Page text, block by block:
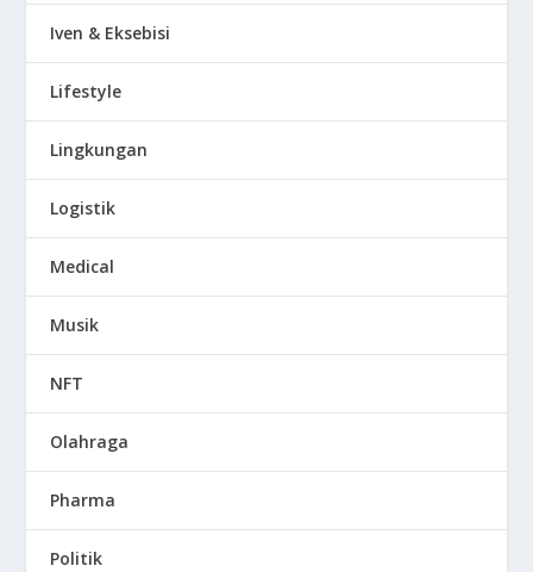
Iven & Eksebisi
Lifestyle
Lingkungan
Logistik
Medical
Musik
NFT
Olahraga
Pharma
Politik